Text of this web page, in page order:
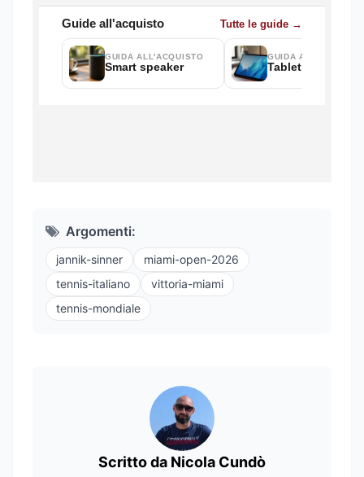
Argomenti:
jannik-sinner
miami-open-2026
tennis-italiano
vittoria-miami
tennis-mondiale
Scritto da Nicola Cundò